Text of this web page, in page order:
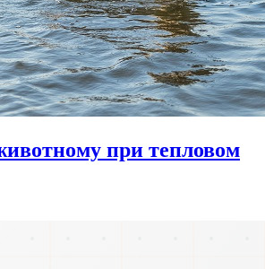
при тепловом